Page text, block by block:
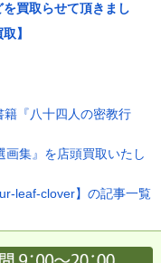
買取らせて頂きまし
】
籍『八十四人の密教行
画集』を店頭買取いたし
leaf-clover】の記事一覧